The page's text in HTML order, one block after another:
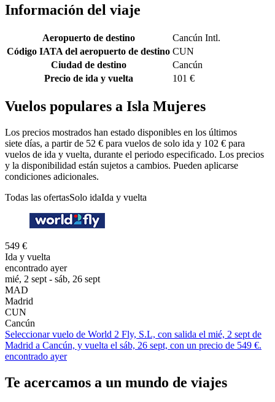
Información del viaje
Aeropuerto de destino
Cancún Intl.
Código IATA del aeropuerto de destino CUN
Ciudad de destino
Cancún
Precio de ida y vuelta
101 €
Vuelos populares a Isla Mujeres
Los precios mostrados han estado disponibles en los últimos
siete días, a partir de 52 € para vuelos de solo ida y 102 € para
vuelos de ida y vuelta, durante el periodo especificado. Los precios
y la disponibilidad están sujetos a cambios. Pueden aplicarse
condiciones adicionales.
Todas las ofertasSolo idaIda y vuelta
549 €
Ida y vuelta
encontrado ayer
mié, 2 sept - sáb, 26 sept
MAD
Madrid
CUN
Cancún
Seleccionar vuelo de World 2 Fly, S.L, con salida el mié, 2 sept de
Madrid a Cancún, y vuelta el sáb, 26 sept, con un precio de 549 €.
encontrado ayer
Te acercamos a un mundo de viajes